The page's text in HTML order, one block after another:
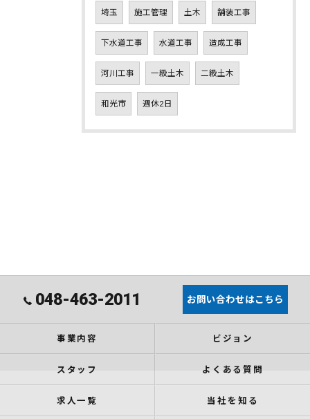
埼玉 施工管理 土木 舗装工事
下水道工事 水道工事 造成工事
河川工事 一級土木 二級土木
和光市 週休2日
048-463-2011 お問い合わせはこちら
事業内容 ビジョン
スタッフ よくある質問
求人一覧 当社を知る